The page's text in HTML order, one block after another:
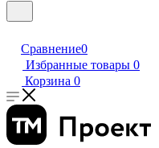
Сравнение0
Избранные товары 0
Корзина 0